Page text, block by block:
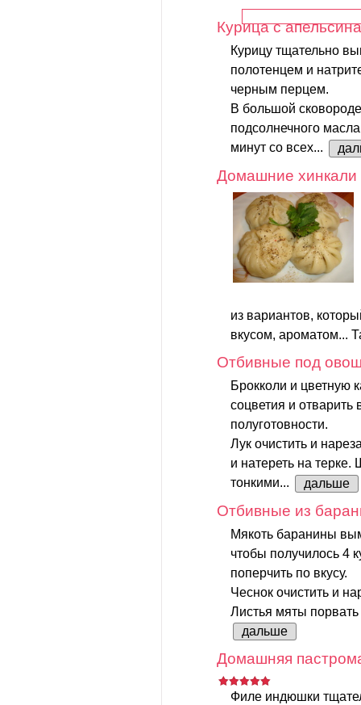
Курица с
Курицу тщательно
полотенцем и
черным перцем.
В большой
подсолнечного
минут со всех...
Домашние хинкали
из вариантов,
вкусом, ароматом...
Отбивные под
Брокколи и цветную
соцветия и
полуготовности.
Лук очистить и
и натереть на
тонкими...
дальше
Отбивные из
Мякоть баранины
чтобы получилось 4
поперчить по вкусу.
Чеснок очистить и
Листья мяты порвать
дальше
Домашняя
Филе индюшки